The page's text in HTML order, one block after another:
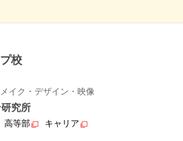
校
イク・デザイン・映像
究所
高等部 キャリア